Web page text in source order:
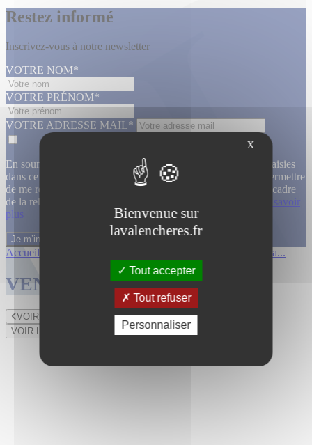
Restez informé
Inscrivez-vous à notre newsletter
VOTRE NOM*
VOTRE PRÉNOM*
VOTRE ADRESSE MAIL*
En soumettant ce formulaire, j’accepte que les informations saisies
dans ce formulaire soient utilisées, exploitées, traitées pour permettre
de me recontacter, pour m’envoyer des informations, dans le cadre
de la relation commerciale qui découle de cette demande.
En savoir
plus
Accueil Livres photogra...
VENTES TERMINÉES
VOIR LE LOT PRÉCÉDENT
VOIR LE LOT SUIVANT
X
Bienvenue sur
lavalencheres.fr
Tout accepter
Tout refuser
Personnaliser